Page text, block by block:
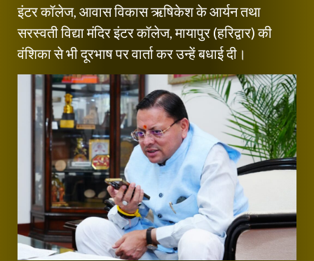
इंटर कॉलेज, आवास विकास ऋषिकेश के आर्यन तथा
सरस्वती विद्या मंदिर इंटर कॉलेज, मायापुर (हरिद्वार) की
वंशिका से भी दूरभाष पर वार्ता कर उन्हें बधाई दी।